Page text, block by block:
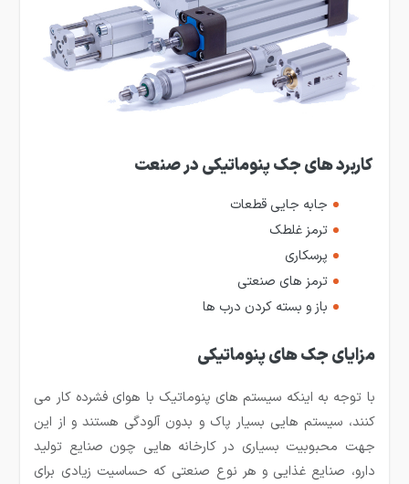
کاربرد های جک پنوماتیکی در صنعت
جابه جایی قطعات
ترمز غلطک
پرسکاری
ترمز های صنعتی
باز و بسته کردن درب ها
مزایای جک های پنوماتیکی
با توجه به اینکه سیستم های پنوماتیک با هوای فشرده کار می
کنند، سیستم هایی بسیار پاک و بدون آلودگی هستند و از این
جهت محبوبیت بسیاری در کارخانه هایی چون صنایع تولید
دارو، صنایع غذایی و هر نوع صنعتی که حساسیت زیادی برای